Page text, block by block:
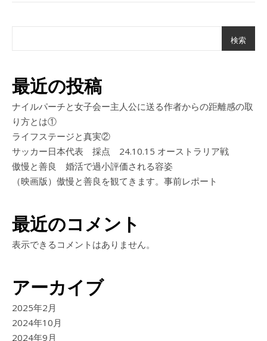
検索
最近の投稿
ナイルパーチと女子会ー主人公に送る作者からの距離感の取
り方とは①
ライフステージと真実②
サッカー日本代表 採点 24.10.15 オーストラリア戦
傲慢と善良 婚活で過小評価される容姿
（映画版）傲慢と善良を観てきます。事前レポート
最近のコメント
表示できるコメントはありません。
アーカイブ
2025年2月
2024年10月
2024年9月